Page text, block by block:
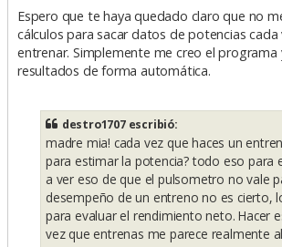
Espero que te haya quedado claro que no
cálculos para sacar datos de potencias cada
entrenar. Simplemente me creo el
resultados de forma automática.
destro1707 escribió:
madre mia! cada vez que haces un
para estimar la potencia? todo eso para
a ver eso de que el pulsometro no vale
desempeño de un entreno no es cierto,
para evaluar el rendimiento neto. Hacer
vez que entrenas me parece realmente